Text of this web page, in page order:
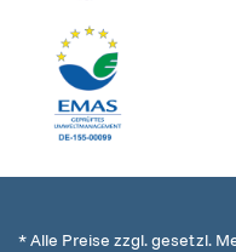
* Alle Preise zzgl. gesetzl.